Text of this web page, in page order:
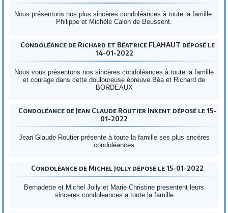
Nous présentons nos plus sincères condoléances à toute la famille.
Philippe et Michèle Calon de Beussent.
Condoléance de Richard et Béatrice FLAHAUT déposé le
14-01-2022
Nous vous présentons nos sincères condoléances à toute la famille
et courage dans cette douloureuse épreuve.Béa et Richard de
BORDEAUX
Condoléance de Jean Claude Routier Inxent déposé le 15-
01-2022
Jean Glaude Routier présente à toute la famille ses plus sncères
condoléances
Condoléance de Michel Jolly déposé le 15-01-2022
Bernadette et Michel Jolly et Marie Christine presentent leurs
sinceres condoleances a toute la famille